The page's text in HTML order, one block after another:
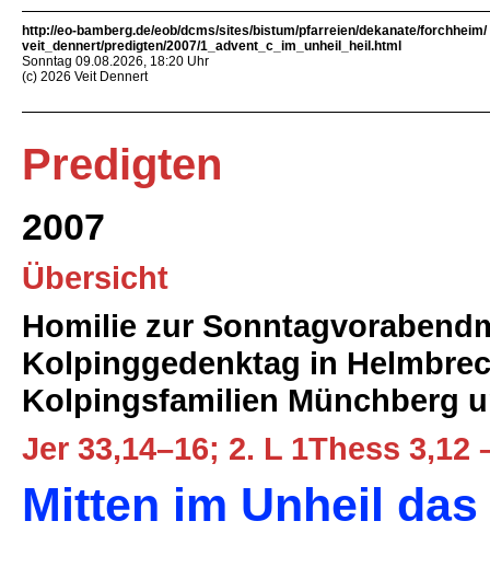
http://eo-bamberg.de/eob/dcms/sites/bistum/pfarreien/dekanate/forchheim/
veit_dennert/predigten/2007/1_advent_c_im_unheil_heil.html
Sonntag 09.08.2026, 18:20 Uhr
(c) 2026 Veit Dennert
Predigten
2007
Übersicht
Homilie zur
Kolpinggedenktag in
Kolpingsfamilien Münchberg
Jer 33,14–16; 2. L 1Thess 3,12
Mitten im Unheil